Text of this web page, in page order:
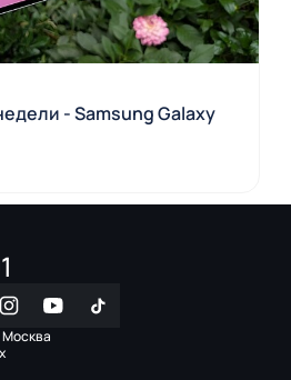
- Samsung Galaxy
Москва